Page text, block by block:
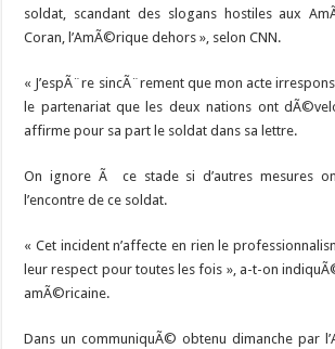
soldat, scandant des slogans hostiles aux
Coran, l’AmÃ©rique dehors », selon CNN.
« J’espÃ¨re sincÃ¨rement que mon acte
le partenariat que les deux nations ont
affirme pour sa part le soldat dans sa lettre.
On ignore Ã ce stade si d’autres mesures
l’encontre de ce soldat.
« Cet incident n’affecte en rien le
leur respect pour toutes les fois », a-t-on
amÃ©ricaine.
Dans un communiquÃ© obtenu dimanche par